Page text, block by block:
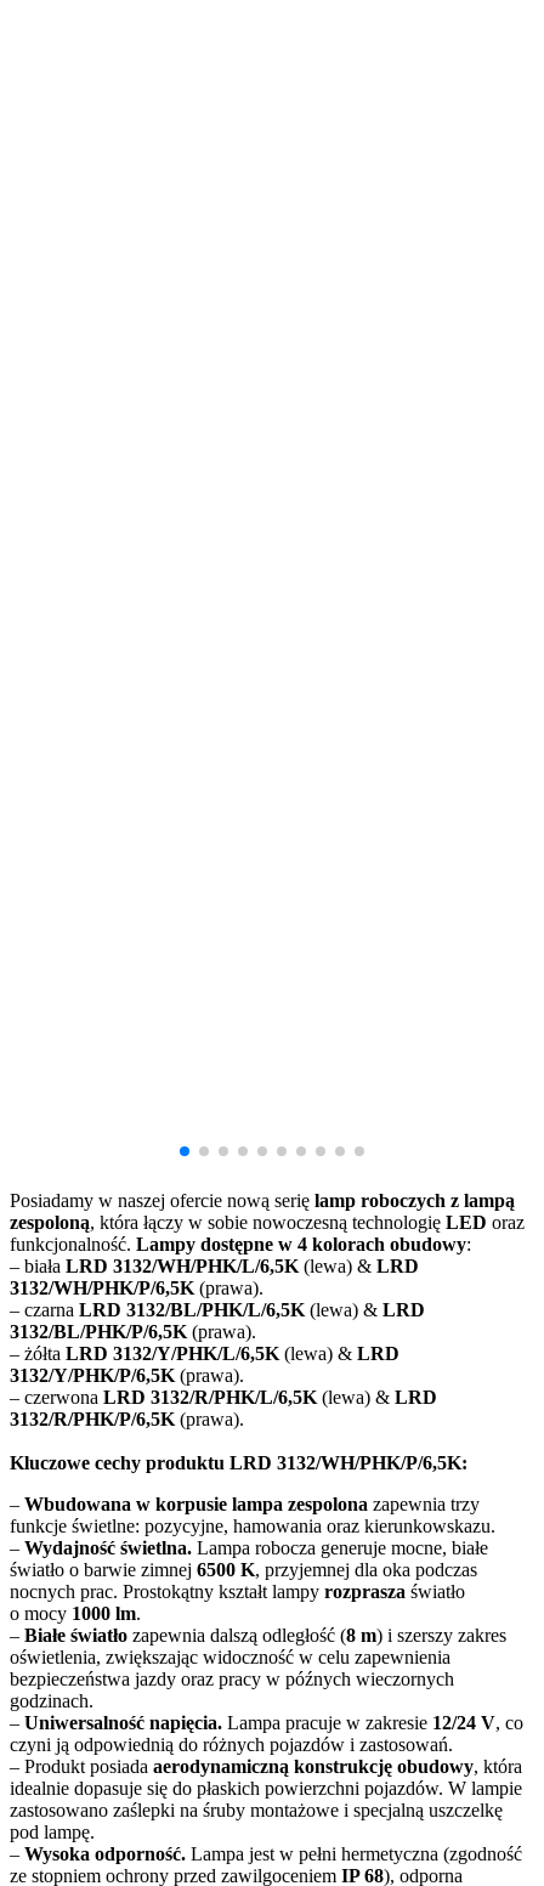
Posiadamy w naszej ofercie nową serię lamp roboczych z lampą
zespoloną, która łączy w sobie nowoczesną technologię LED oraz
funkcjonalność. Lampy dostępne w 4 kolorach obudowy:
– biała LRD 3132/WH/PHK/L/6,5K (lewa) & LRD
3132/WH/PHK/P/6,5K (prawa).
– czarna LRD 3132/BL/PHK/L/6,5K (lewa) & LRD
3132/BL/PHK/P/6,5K (prawa).
– żółta LRD 3132/Y/PHK/L/6,5K (lewa) & LRD
3132/Y/PHK/P/6,5K (prawa).
– czerwona LRD 3132/R/PHK/L/6,5K (lewa) & LRD
3132/R/PHK/P/6,5K (prawa).
Kluczowe cechy produktu LRD 3132/WH/PHK/P/6,5K:
– Wbudowana w korpusie lampa zespolona zapewnia trzy
funkcje świetlne: pozycyjne, hamowania oraz kierunkowskazu.
– Wydajność świetlna. Lampa robocza generuje mocne, białe
światło o barwie zimnej 6500 K, przyjemnej dla oka podczas
nocnych prac. Prostokątny kształt lampy rozprasza światło
o mocy 1000 lm.
– Białe światło zapewnia dalszą odległość (8 m) i szerszy zakres
oświetlenia, zwiększając widoczność w celu zapewnienia
bezpieczeństwa jazdy oraz pracy w późnych wieczornych
godzinach.
– Uniwersalność napięcia. Lampa pracuje w zakresie 12/24 V, co
czyni ją odpowiednią do różnych pojazdów i zastosowań.
– Produkt posiada aerodynamiczną konstrukcję obudowy, która
idealnie dopasuje się do płaskich powierzchni pojazdów. W lampie
zastosowano zaślepki na śruby montażowe i specjalną uszczelkę
pod lampę.
– Wysoka odporność. Lampa jest w pełni hermetyczna (zgodność
ze stopniem ochrony przed zawilgoceniem IP 68), odporna